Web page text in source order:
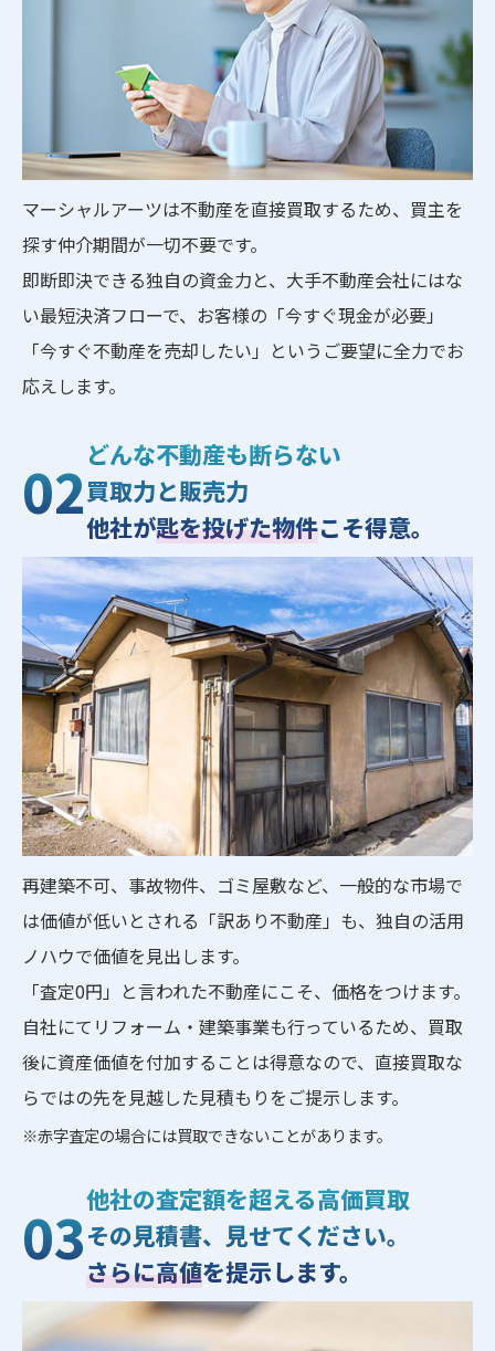
マーシャルアーツは不動産を直接買取するため、買主を
探す仲介期間が一切不要です。
即断即決できる独自の資金力と、大手不動産会社にはな
い最短決済フローで、お客様の「今すぐ現金が必要」
「今すぐ不動産を売却したい」というご要望に全力でお
応えします。
02 どんな不動産も断らない
買取力と販売力
他社が匙を投げた物件こそ得意。
再建築不可、事故物件、ゴミ屋敷など、一般的な市場で
は価値が低いとされる「訳あり不動産」も、独自の活用
ノハウで価値を見出します。
「査定0円」と言われた不動産にこそ、価格をつけます。
自社にてリフォーム・建築事業も行っているため、買取
後に資産価値を付加することは得意なので、直接買取な
らではの先を見越した見積もりをご提示します。
※赤字査定の場合には買取できないことがあります。
03他社の査定額を超える高価買取
その見積書、見せてください。
さらに高値を提示します。